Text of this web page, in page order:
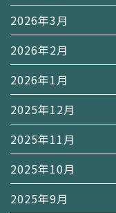
2026年3月
2026年2月
2026年1月
2025年12月
2025年11月
2025年10月
2025年9月